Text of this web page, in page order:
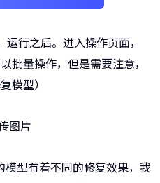
行之后。进入操作页面，
批量操作，但是需要注意，
模型）
模型有着不同的修复效果，我